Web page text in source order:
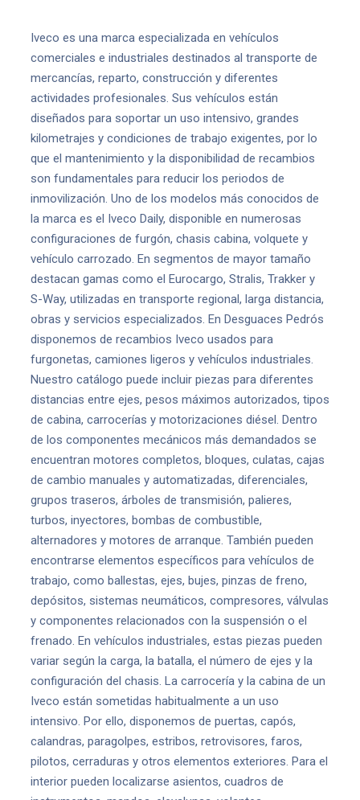
Iveco es una marca especializada en vehículos
comerciales e industriales destinados al transporte de
mercancías, reparto, construcción y diferentes
actividades profesionales. Sus vehículos están
diseñados para soportar un uso intensivo, grandes
kilometrajes y condiciones de trabajo exigentes, por lo
que el mantenimiento y la disponibilidad de recambios
son fundamentales para reducir los periodos de
inmovilización. Uno de los modelos más conocidos de
la marca es el Iveco Daily, disponible en numerosas
configuraciones de furgón, chasis cabina, volquete y
vehículo carrozado. En segmentos de mayor tamaño
destacan gamas como el Eurocargo, Stralis, Trakker y
S-Way, utilizadas en transporte regional, larga distancia,
obras y servicios especializados. En Desguaces Pedrós
disponemos de recambios Iveco usados para
furgonetas, camiones ligeros y vehículos industriales.
Nuestro catálogo puede incluir piezas para diferentes
distancias entre ejes, pesos máximos autorizados, tipos
de cabina, carrocerías y motorizaciones diésel. Dentro
de los componentes mecánicos más demandados se
encuentran motores completos, bloques, culatas, cajas
de cambio manuales y automatizadas, diferenciales,
grupos traseros, árboles de transmisión, palieres,
turbos, inyectores, bombas de combustible,
alternadores y motores de arranque. También pueden
encontrarse elementos específicos para vehículos de
trabajo, como ballestas, ejes, bujes, pinzas de freno,
depósitos, sistemas neumáticos, compresores, válvulas
y componentes relacionados con la suspensión o el
frenado. En vehículos industriales, estas piezas pueden
variar según la carga, la batalla, el número de ejes y la
configuración del chasis. La carrocería y la cabina de un
Iveco están sometidas habitualmente a un uso
intensivo. Por ello, disponemos de puertas, capós,
calandras, paragolpes, estribos, retrovisores, faros,
pilotos, cerraduras y otros elementos exteriores. Para el
interior pueden localizarse asientos, cuadros de